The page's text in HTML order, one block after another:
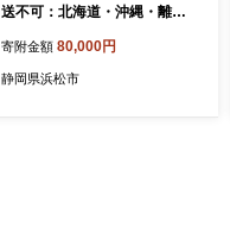
送不可：北海道・沖縄・離
植物 造花 フェイクグリーン
花 フラワー 清浄 消臭
寄附金額 80,000円
静岡県浜松市